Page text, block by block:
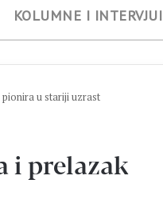
KOLUMNE I INTERVJUI
u stariji uzrast
i prelazak